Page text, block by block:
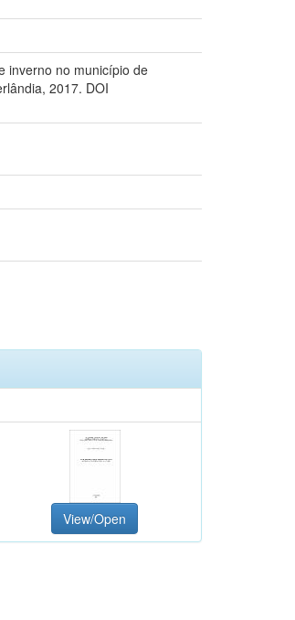
inverno no município de
2017. DOI
View/Open